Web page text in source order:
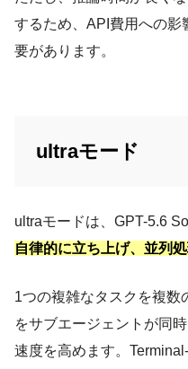
するため、API費用への影
要があります。
ultraモード
ultraモードは、GPT-5.6
自律的に立ち上げ、並列
1つの複雑なタスクを複数
をサブエージェントが同
速度を高めます。